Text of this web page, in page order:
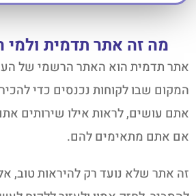
מה זה אתר תדמית ולמי
אתר תדמית הוא האתר הרשמי של
המקום שבו לקוחות נכנסים כדי
אתם עושים, לראות אילו שירותים
אם אתם מתאימים להם.
זה אתר שלא נועד רק להיראות טוב,